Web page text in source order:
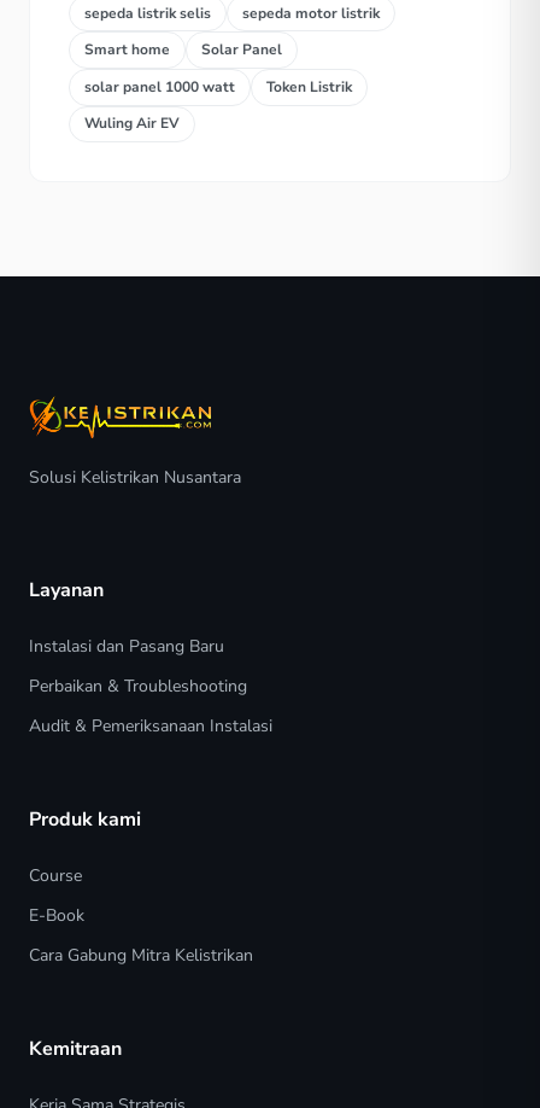
sepeda listrik selis
sepeda motor listrik
Smart home
Solar Panel
solar panel 1000 watt
Token Listrik
Wuling Air EV
Solusi Kelistrikan Nusantara
Layanan
Instalasi dan Pasang Baru
Perbaikan & Troubleshooting
Audit & Pemeriksanaan Instalasi
Produk kami
Course
E-Book
Cara Gabung Mitra Kelistrikan
Kemitraan